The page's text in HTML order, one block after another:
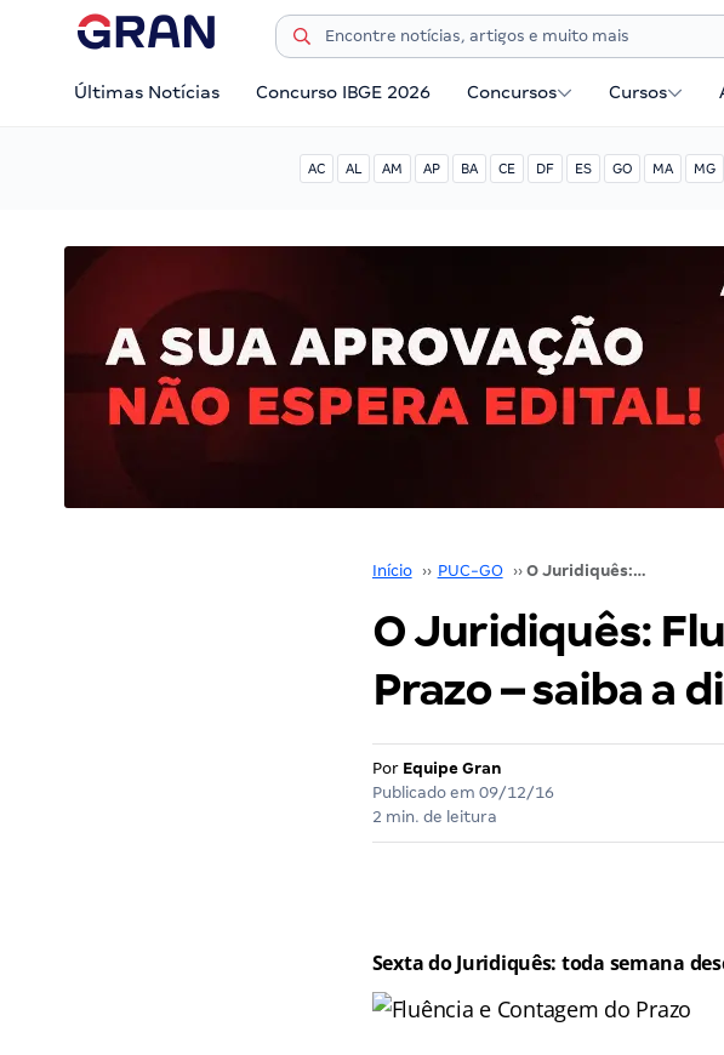
Últimas Notícias Concurso IBGE 2026 Concursos Cursos
AC AL AM AP BA CE DF ES GO MA MG
Início ›› PUC-GO ›› O Juridiquês: Fluência e Contagem do Prazo – saiba a distinção
O Juridiquês:
Prazo – saiba a
Por Equipe Gran
Publicado em 09/12/16
2 min. de leitura
Sexta do Juridiquês: toda semana